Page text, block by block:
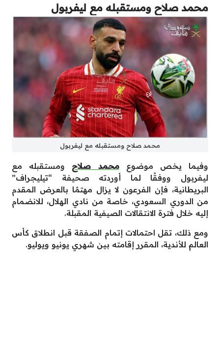
محمد صلاح ومستقبله مع ليفربول
محمد صلاح ومستقبله مع ليفربول
وفيما يخص موضوعمحمد صلاح ومستقبله مع
ليفربول ووفقًا لما أوردته صحيفة “تيليجراف”
البريطانية، فإن الفرعون لا يزال مهتمًا بالعرض المقدم
من الدوري السعودي، خاصة من نادي الهلال، للانضمام
إليه خلال فترة الانتقالات الصيفية المقبلة.
ومع ذلك، تقل احتمالات إتمام الصفقة قبل انطلاق كأس
العالم للأندية، المقرر إقامته بين شهري يونيو ويوليو.